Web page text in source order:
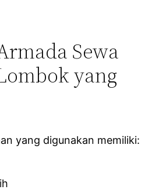
Sewa
yang
yang digunakan memiliki: